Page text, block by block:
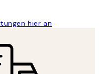
hier an